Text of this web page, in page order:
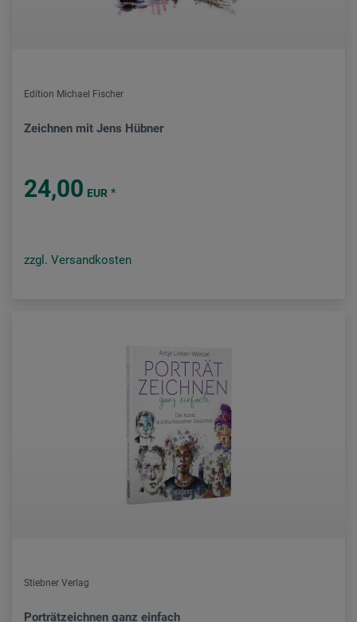
Edition Michael Fischer
Zeichnen mit Jens Hübner
24,00 EUR *
zzgl. Versandkosten
Stiebner Verlag
Porträtzeichnen ganz einfach